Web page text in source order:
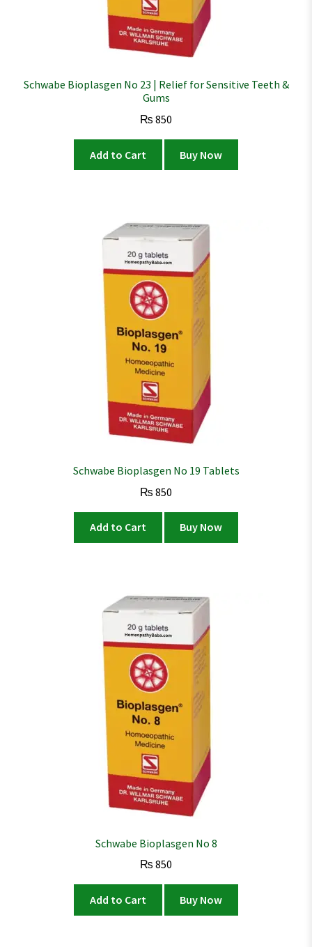
Schwabe Bioplasgen No 23 | Relief for Sensitive Teeth &
Gums
₨ 850
Add to Cart Buy Now
Schwabe Bioplasgen No 19 Tablets
₨ 850
Add to Cart Buy Now
Schwabe Bioplasgen No 8
₨ 850
Add to Cart Buy Now